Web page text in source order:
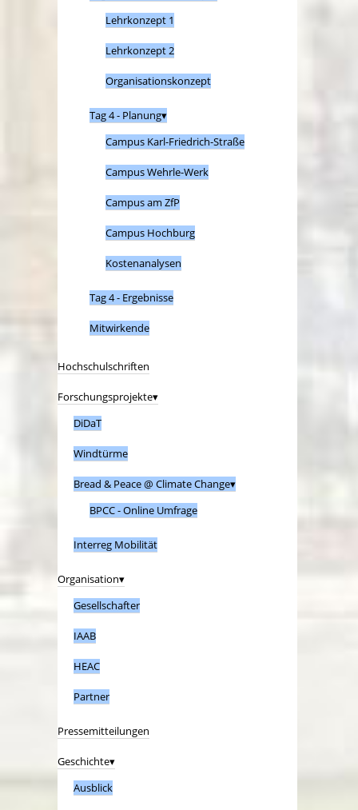
Lehrkonzept 1
Lehrkonzept 2
Organisationskonzept
Tag 4 - Planung
Campus Karl-Friedrich-Straße
Campus Wehrle-Werk
Campus am ZfP
Campus Hochburg
Kostenanalysen
Tag 4 - Ergebnisse
Mitwirkende
Hochschulschriften
Forschungsprojekte
DiDaT
Windtürme
Bread & Peace @ Climate Change
BPCC - Online Umfrage
Interreg Mobilität
Organisation
Gesellschafter
IAAB
HEAC
Partner
Pressemitteilungen
Geschichte
Ausblick